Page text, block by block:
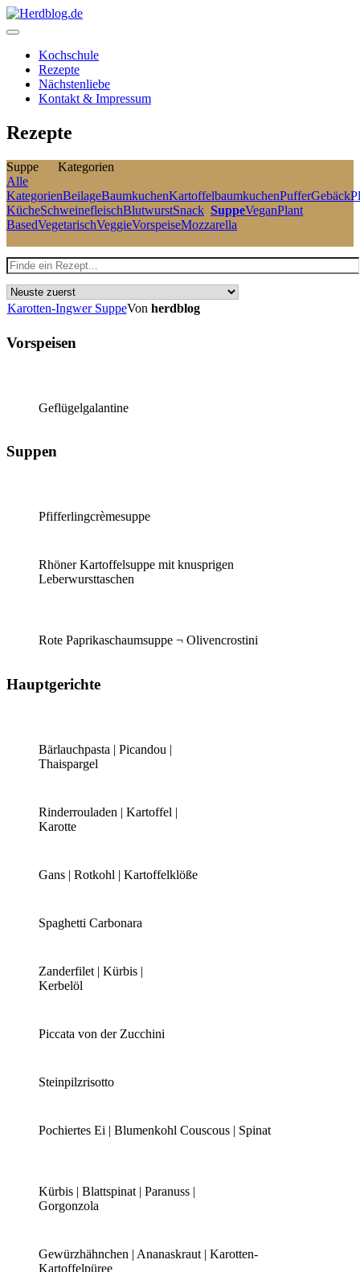
Skip
to
Herdblog.de
Kochschule
Rezepte
Nächstenliebe
Kontakt & Impressum
Rezepte
Suppe
Kategorien
Alle
KategorienBeilageBaumkuchenKartoffelbaumkuchenPufferGebäck
KücheSchweinefleischBlutwurstSnack SuppeVeganPlant
BasedVegetarischVeggieVorspeiseMozzarella
Karotten-Ingwer SuppeVon herdblog
Vorspeisen
Geflügelgalantine
Suppen
Pfifferlingcrèmesuppe
Rhöner Kartoffelsuppe mit knusprigen
Leberwursttaschen
Rote Paprikaschaumsuppe ¬ Olivencrostini
Hauptgerichte
Bärlauchpasta | Picandou |
Thaispargel
Rinderrouladen | Kartoffel |
Karotte
Gans | Rotkohl | Kartoffelklöße
Spaghetti Carbonara
Zanderfilet | Kürbis |
Kerbelöl
Piccata von der Zucchini
Steinpilzrisotto
Pochiertes Ei | Blumenkohl Couscous | Spinat
Kürbis | Blattspinat | Paranuss |
Gorgonzola
Gewürzhähnchen | Ananaskraut | Karotten-
Kartoffelpüree